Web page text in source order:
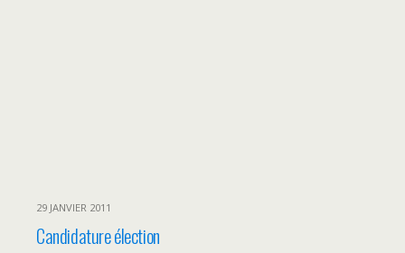
29 JANVIER 2011
Candidature élection